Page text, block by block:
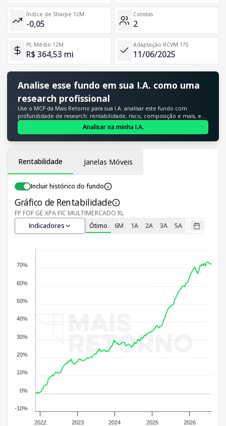
Índice de Sharpe 12M
-0,05
Cotistas
2
PL Médio 12M
R$ 364,53 mi
Adaptação RCVM 175
11/06/2025
Analise esse fundo em sua I.A. como uma
research profissional
Use o MCP da Mais Retorno para sua I.A. analisar este fundo com
profundidade de research: rentabilidade, risco, composição e mais, em
segundos.
Analisar na minha I.A.
Rentabilidade Janelas Móveis
Incluir histórico do fundo
Gráfico de Rentabilidade
FP FOF GE XPA FIC MULTIMERCADO RL
Indicadores Ótimo 6M 1A 2A 3A 5A
2022 2023 2024 2025 2026
-10%
0%
10%
20%
30%
40%
50%
60%
70%